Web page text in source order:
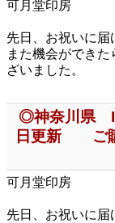
可月堂印房
先日、お祝いに届
また機会ができ
ざいました。
◎神奈川県
日更新 ご購
可月堂印房
先日、お祝いに届